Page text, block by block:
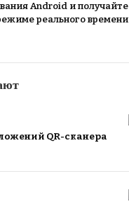
Android и получайте
реального времени
QR-сканера